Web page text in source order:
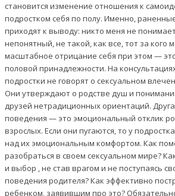
становится изменение отношения к
подростком себя по полу. Именно,
приходят к выводу: никто меня не
непонятный, не такой, как все, тот за
масштабное отрицание себя при этом —
половой принадлежности. На
подростки не говорят о сексуальном
Они утверждают о родстве душ и
друзей нетрадиционных ориентаций.
поведения — это эмоциональный отклик
взрослых. Если они пугаются, то у
над их эмоциональным комфортом. Как
разобраться в своем сексуальном мире?
и выбор , не став врагом и не поступаясь
поведения родителя? Как эффективно
ребенком, заявившим про это?